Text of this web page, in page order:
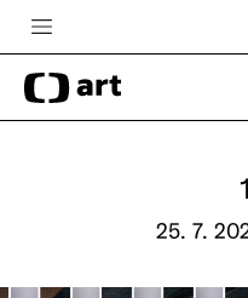
Česká televize
Zpravodajství
25. 7.